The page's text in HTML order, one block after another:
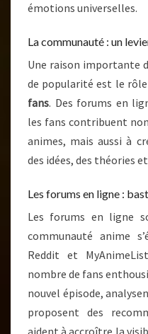
émotions universelles.
La communauté : un
Une raison importante
de popularité est le
fans. Des forums en
les fans contribuent
animes, mais aussi à
des idées, des théories
Les forums en ligne :
Les forums en ligne
communauté anime
Reddit et
nombre de fans
nouvel épisode,
proposent des